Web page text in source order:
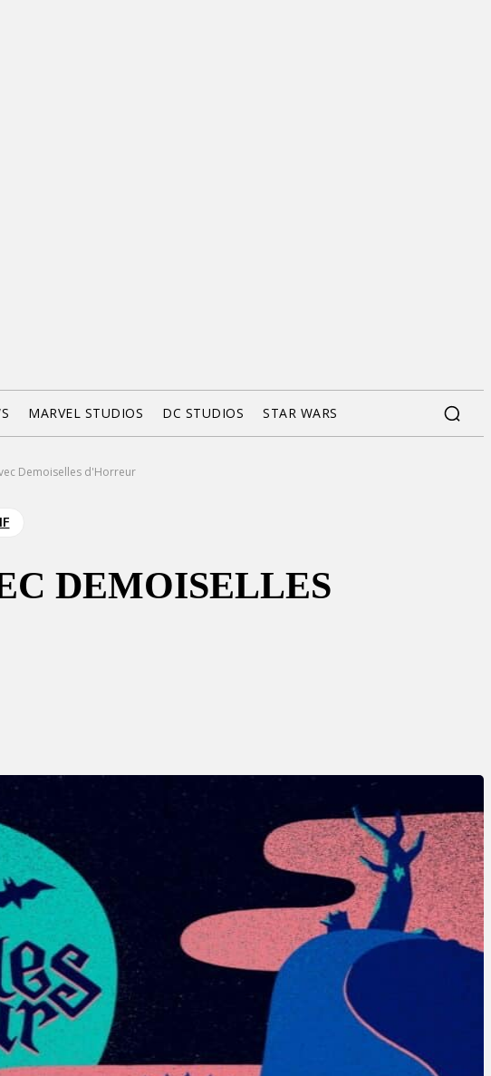
MARVEL STUDIOS DC STUDIOS STAR WARS
Demoiselles d'Horreur
DEMOISELLES